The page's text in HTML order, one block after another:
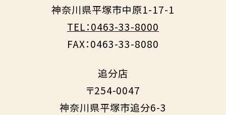
神奈川県平塚市中原1-17-1
TEL：0463-33-8000
FAX：0463-33-8080
追分店
〒254-0047
神奈川県平塚市追分6-3